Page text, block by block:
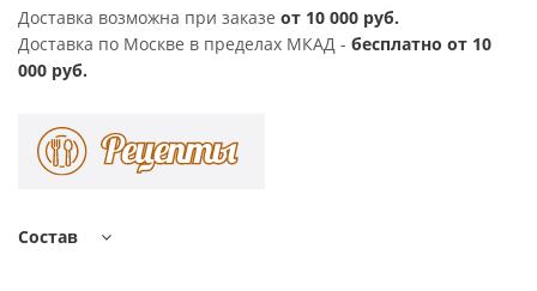
Доставка возможна при заказе от 10 000 руб.
Доставка по Москве в пределах МКАД - бесплатно от 10
000 руб.
Состав